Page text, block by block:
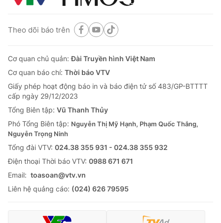
Theo dõi báo trên
Cơ quan chủ quản:Đài Truyền hình Việt Nam
Cơ quan báo chí: Thời báo VTV
Giấy phép hoạt động báo in và báo điện tử số 483/GP-BTTTT
cấp ngày 29/12/2023
Tổng Biên tập: Vũ Thanh Thủy
Phó Tổng Biên tập: Nguyễn Thị Mỹ Hạnh, Phạm Quốc Thắng,
Nguyễn Trọng Ninh
Tổng đài VTV: 024.38 355 931 - 024.38 355 932
Ðiện thoại Thời báo VTV: 0988 671 671
Email: toasoan@vtv.vn
Liên hệ quảng cáo: (024) 626 79595